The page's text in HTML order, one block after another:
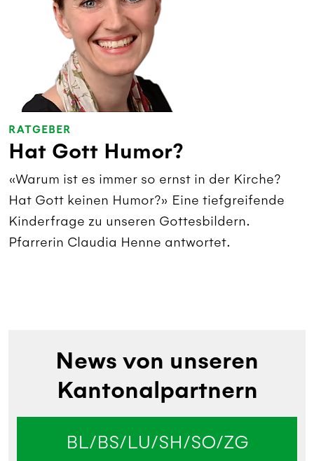
RATGEBER
Hat Gott Humor?
«Warum ist es immer so ernst in der Kirche?
Hat Gott keinen Humor?» Eine tiefgreifende
Kinderfrage zu unseren Gottesbildern.
Pfarrerin Claudia Henne antwortet.
News von unseren
Kantonalpartnern
BL/BS/LU/SH/SO/ZG